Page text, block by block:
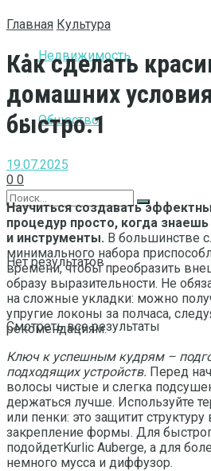
Недвижимость
Общество
Нет результатов
Смотреть все результаты
Главная Культура
Как сделать
домашних
быстро.1
19.07.2025
0 0
Научиться создавать
процедур просто, когда
и инструменты. В большинстве
минимального набора
времени, чтобы преобразить
образу выразительности. Не
на сложные укладки: можно
упругие локоны за полчаса,
рекомендациям.
Ключ к успешным кудрям –
подходящих устройств. Перед
волосы чистые и слегка
держаться лучше. Используйте
или пенки: это защитит структуру
закрепление формы. Для
подойдетKurlic Auberge, а для
немного мусса и диффузор.